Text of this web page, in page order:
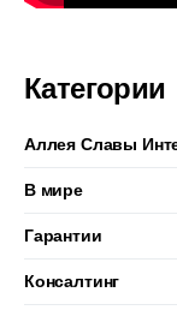
Категории
Аллея Славы
В мире
Гарантии
Консалтинг